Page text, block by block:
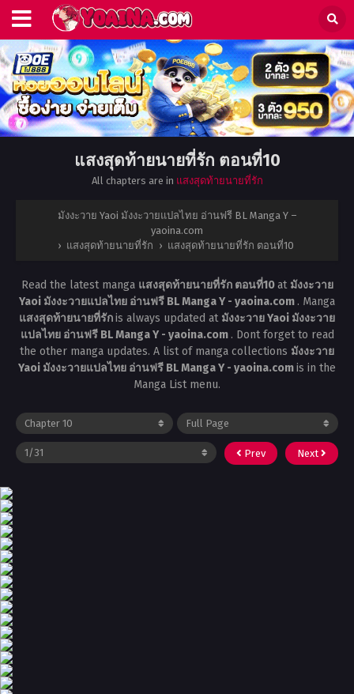
แสงสุดท้ายนายที่รัก ตอนที่10
All chapters are in แสงสุดท้ายนายที่รัก
มังงะวาย Yaoi มังงะวายแปลไทย อ่านฟรี BL Manga Y –
yaoina.com
› แสงสุดท้ายนายที่รัก › แสงสุดท้ายนายที่รัก ตอนที่10
Read the latest manga แสงสุดท้ายนายที่รัก ตอนที่10at มังงะวาย
Yaoi มังงะวายแปลไทย อ่านฟรี BL Manga Y - yaoina.com . Manga
แสงสุดท้ายนายที่รักis always updated at มังงะวาย Yaoi มังงะวาย
แปลไทย อ่านฟรี BL Manga Y - yaoina.com . Dont forget to read
the other manga updates. A list of manga collections มังงะวาย
Yaoi มังงะวายแปลไทย อ่านฟรี BL Manga Y - yaoina.comis in the
Manga List menu.
Prev Next